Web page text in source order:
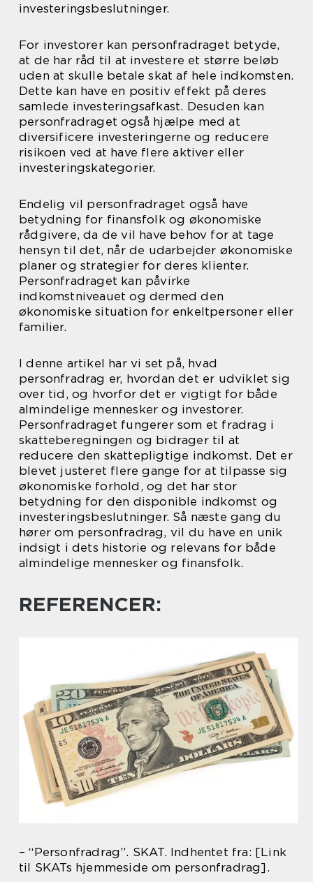
investeringsbeslutninger.
For investorer kan personfradraget betyde,
at de har råd til at investere et større beløb
uden at skulle betale skat af hele indkomsten.
Dette kan have en positiv effekt på deres
samlede investeringsafkast. Desuden kan
personfradraget også hjælpe med at
diversificere investeringerne og reducere
risikoen ved at have flere aktiver eller
investeringskategorier.
Endelig vil personfradraget også have
betydning for finansfolk og økonomiske
rådgivere, da de vil have behov for at tage
hensyn til det, når de udarbejder økonomiske
planer og strategier for deres klienter.
Personfradraget kan påvirke
indkomstniveauet og dermed den
økonomiske situation for enkeltpersoner eller
familier.
I denne artikel har vi set på, hvad
personfradrag er, hvordan det er udviklet sig
over tid, og hvorfor det er vigtigt for både
almindelige mennesker og investorer.
Personfradraget fungerer som et fradrag i
skatteberegningen og bidrager til at
reducere den skattepligtige indkomst. Det er
blevet justeret flere gange for at tilpasse sig
økonomiske forhold, og det har stor
betydning for den disponible indkomst og
investeringsbeslutninger. Så næste gang du
hører om personfradrag, vil du have en unik
indsigt i dets historie og relevans for både
almindelige mennesker og finansfolk.
REFERENCER:
– “Personfradrag”. SKAT. Indhentet fra: [Link
til SKATs hjemmeside om personfradrag].